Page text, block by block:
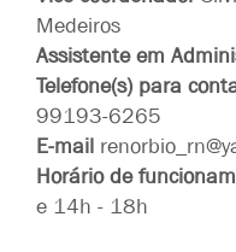
Medeiros
Assistente em
Telefone(s) para
99193-6265
E-mail
Horário de
e 14h - 18h